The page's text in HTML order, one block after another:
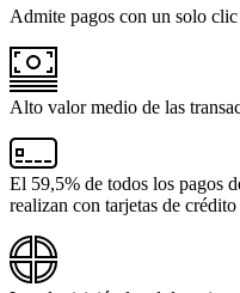
Admite pagos con un solo clic
Alto valor medio de las
El 59,5% de todos los pagos
realizan con tarjetas de crédito